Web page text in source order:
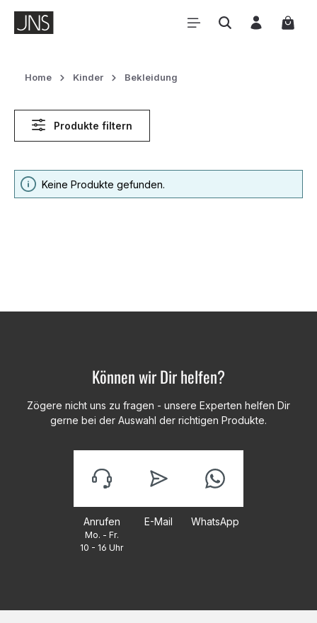
Zum Hauptinhalt springen
Home Kinder Bekleidung
Produkte filtern
Keine Produkte gefunden.
Können wir Dir helfen?
Zögere nicht uns zu fragen - unsere Experten helfen Dir
gerne bei der Auswahl der richtigen Produkte.
Anrufen
Mo. - Fr.
10 - 16 Uhr
E-Mail WhatsApp